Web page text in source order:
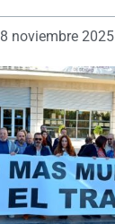
8 noviembre 2025